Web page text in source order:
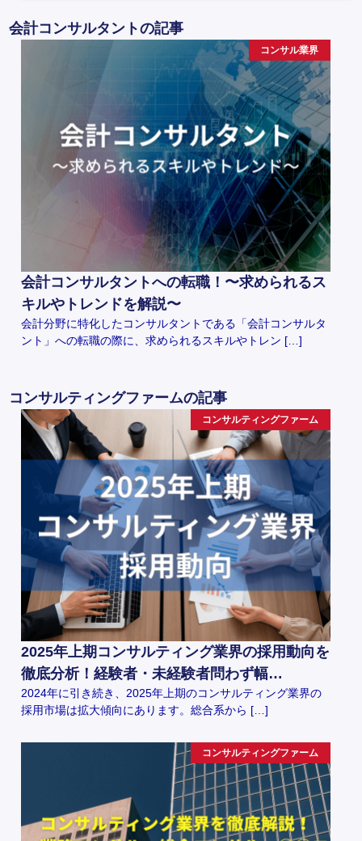
会計コンサルタントの記事
コンサル業界
会計コンサルタントへの転職！〜求められるス
キルやトレンドを解説〜
会計分野に特化したコンサルタントである「会計コンサルタ
ント」への転職の際に、求められるスキルやトレン […]
コンサルティングファームの記事
コンサルティングファーム
2025年上期コンサルティング業界の採用動向を
徹底分析！経験者・未経験者問わず幅…
2024年に引き続き、2025年上期のコンサルティング業界の
採用市場は拡大傾向にあります。総合系から […]
コンサルティングファーム